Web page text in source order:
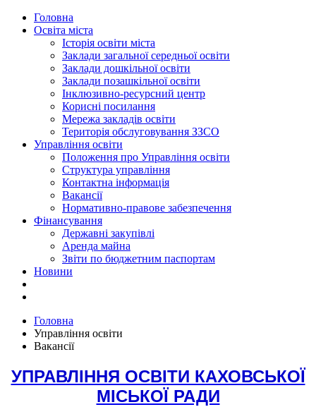
Головна
Освіта міста
Історія освіти міста
Заклади загальної середньої освіти
Заклади дошкільної освіти
Заклади позашкільної освіти
Інклюзивно-ресурсний центр
Корисні посилання
Мережа закладів освіти
Територія обслуговування ЗЗСО
Управління освіти
Положення про Управління освіти
Структура управління
Контактна інформація
Вакансії
Нормативно-правове забезпечення
Фінансування
Державні закупівлі
Аренда майна
Звіти по бюджетним паспортам
Новини
Головна
Управління освіти
Вакансії
УПРАВЛІННЯ ОСВІТИ КАХОВСЬКОЇ
МІСЬКОЇ РАДИ